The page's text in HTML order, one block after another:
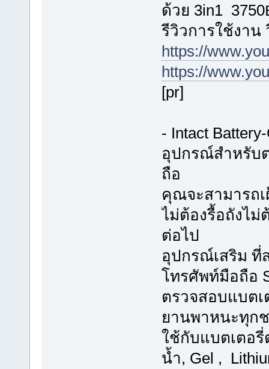
ด้วย 3in1 3750
รีวิวการใช้งาน
https://
https://
[pr]
- Intact
อุปกรณ์สำหรับ
ถือ
คุณจะสามารถ
ไม่ต้องรื้อถังไม่
ต่อไป
อุปกรณ์เสริม ที่
โทรศัพท์มือถือ
ตรวจสอบแบตเ
ยานพาหนะทุก
ใช้กับแบตเตอ
น้ำ, Gel ,